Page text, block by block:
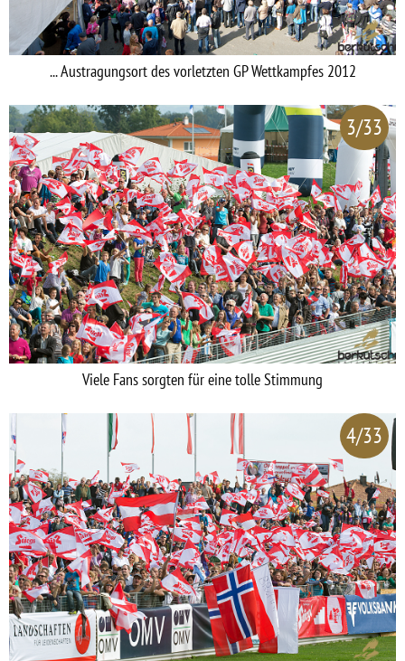
... Austragungsort des vorletzten GP Wettkampfes 2012
3/33
Viele Fans sorgten für eine tolle Stimmung
4/33